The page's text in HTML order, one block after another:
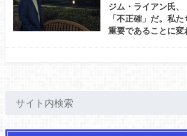
ジム・ライアン氏
「不正確」だ。私
重要であることに変